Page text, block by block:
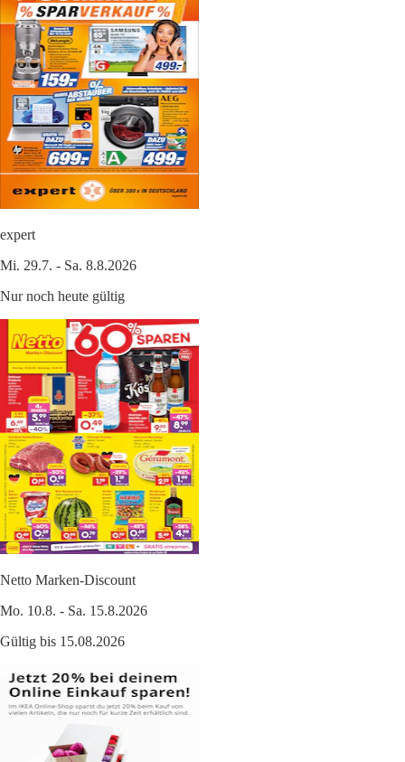
expert
Mi. 29.7. - Sa. 8.8.2026
Nur noch heute gültig
Netto Marken-Discount
Mo. 10.8. - Sa. 15.8.2026
Gültig bis 15.08.2026